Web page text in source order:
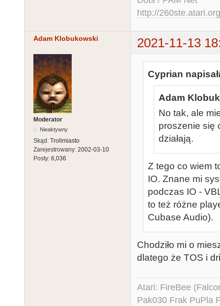
http://260ste.atari.org
Adam Klobukowski 2021-11-13
Moderator
Nieaktywny
Skąd: Trollmiasto
Zarejestrowany: 2002-03-10
Posty: 6,036
Cyprian
Adam
No tak, ale
proszenie się
działają.
Z tego co wiem
IO. Znane mi
podczas IO -
to też różne
Cubase Audio).
Chodziło mi o
dlatego że TOS i
Atari: FireBee
Pak030 Frak PuPla